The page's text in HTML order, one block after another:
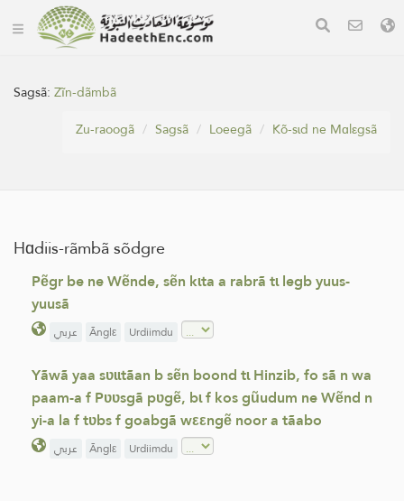
Sagsã:Zĩn-dãmbã
Zu-raoogã
Sagsã Loeegã Kõ-sɩd ne Mɑlεgsã
Hɑdiis-rãmbã sõdgre
Pẽgr be ne Wẽnde, sẽn kɩta a rabrã tɩ legb yuus-
yuusã
عربي Ãnglε Urdiimdu
Yãwã yaa sʋɩɩtãan b sẽn boond tɩ Hinzib, fo sã n wa
paam-a f Pʋʋsgã pʋgẽ, bɩ f kos gũudum ne Wẽnd n
yi-a la f tʋbs f goabgã wεεngẽ noor a tãabo
عربي Ãnglε Urdiimdu